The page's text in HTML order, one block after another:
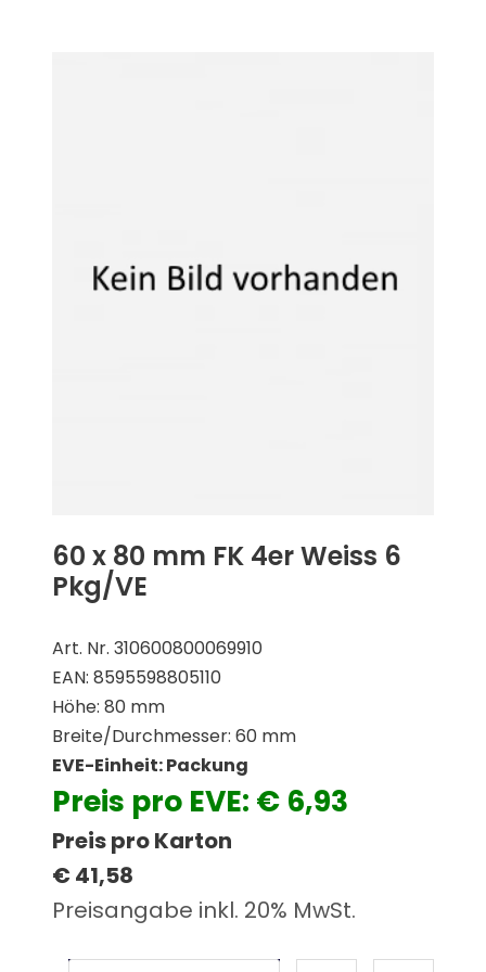
60 x 80 mm FK 4er Weiss 6
Pkg/VE
Art. Nr. 310600800069910
EAN: 8595598805110
Höhe: 80 mm
Breite/Durchmesser: 60 mm
EVE-Einheit: Packung
Preis pro EVE: € 6,93
Preis pro Karton
€ 41,58
Preisangabe inkl. 20% MwSt.